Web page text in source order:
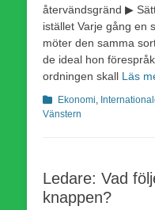
återvändsgränd ▶
istället Varje gång en
möter den samma
de ideal hon
ordningen skall Läs
Kategorier
Ekonomi
Vänstern
Ledare: Vad
knappen?